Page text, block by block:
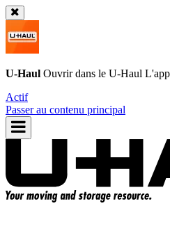
U-Haul Ouvrir dans le U-Haul
Actif
Passer au contenu principal